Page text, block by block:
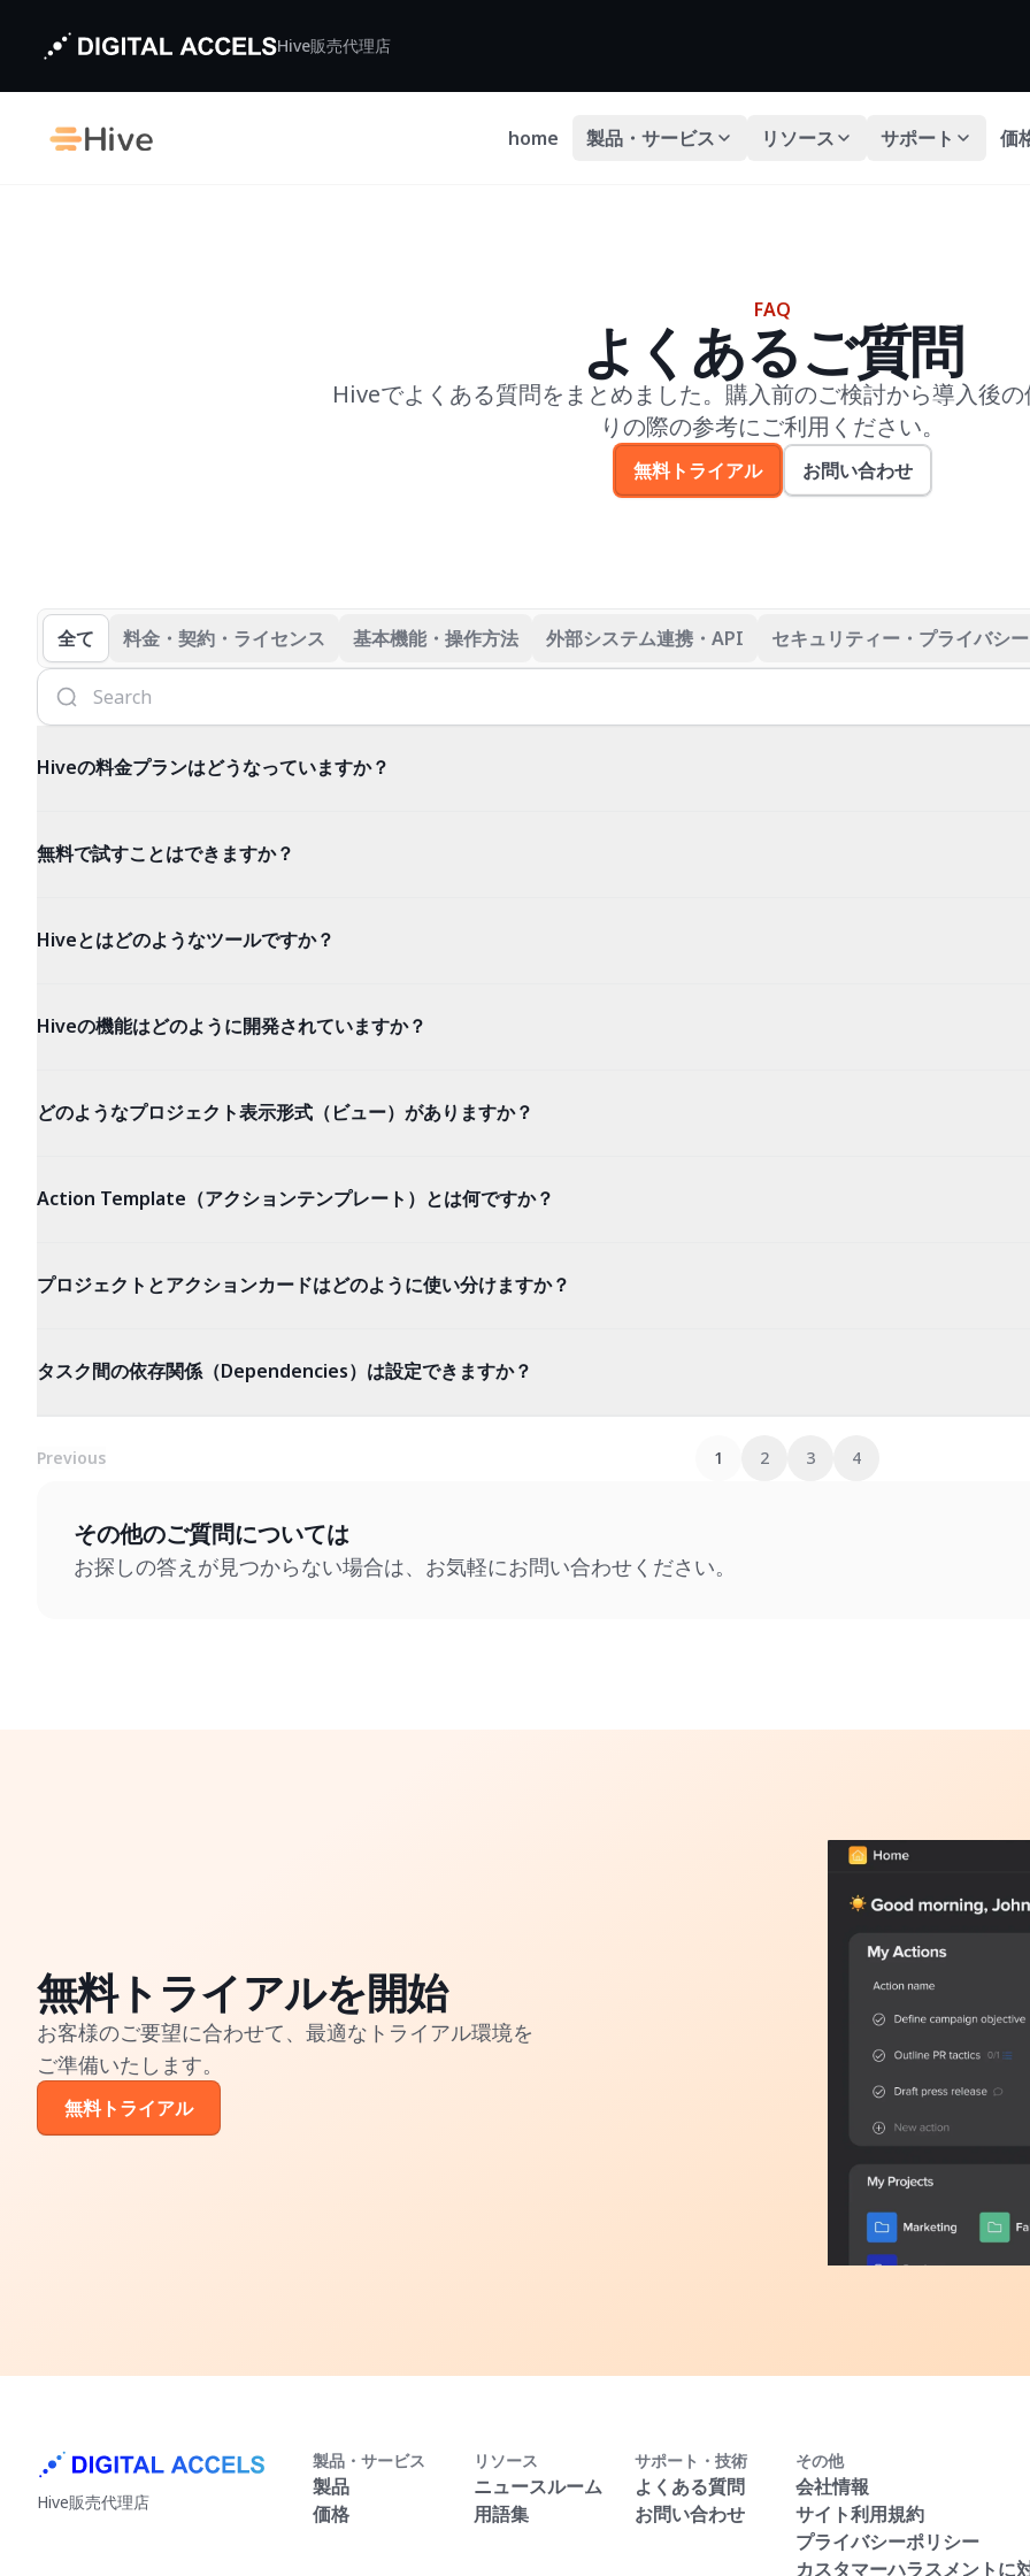
Hive販売代理店
home 製品・サービス リソース サポート 価
FAQ
よくあるご質問
Hiveでよくある質問をまとめました。購入前のご検討から導入後
りの際の参考にご利用ください。
無料トライアル お問い合わせ
全て 料金・契約・ライセンス 基本機能・操作方法 外部システム連携・API セキュリティー・プライバシー
Hiveの料金プランはどうなっていますか？
無料で試すことはできますか？
Hiveとはどのようなツールですか？
Hiveの機能はどのように開発されていますか？
どのようなプロジェクト表示形式（ビュー）がありますか？
Action Template（アクションテンプレート）とは何ですか？
プロジェクトとアクションカードはどのように使い分けますか？
タスク間の依存関係（Dependencies）は設定できますか？
Previous 1 2 3 4
その他のご質問については
お探しの答えが見つからない場合は、お気軽にお問い合わせください。
無料トライアルを開始
お客様のご要望に合わせて、最適なトライアル環境を
ご準備いたします。
無料トライアル
Hive販売代理店
製品・サービス
製品
価格
リソース
ニュースルーム
用語集
サポート・技術
よくある質問
お問い合わせ
その他
会社情報
サイト利用規約
プライバシーポリシー
カスタマーハラスメントに